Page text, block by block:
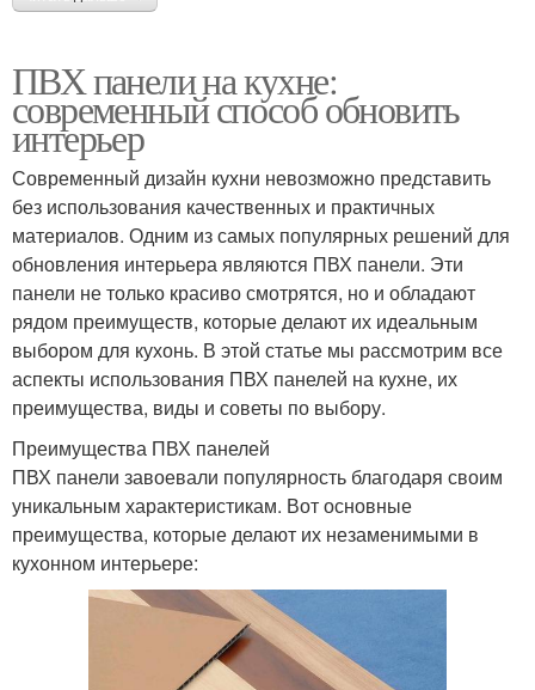
ПВХ панели на кухне:
современный способ обновить
интерьер
Современный дизайн кухни невозможно представить
без использования качественных и практичных
материалов. Одним из самых популярных решений для
обновления интерьера являются ПВХ панели. Эти
панели не только красиво смотрятся, но и обладают
рядом преимуществ, которые делают их идеальным
выбором для кухонь. В этой статье мы рассмотрим все
аспекты использования ПВХ панелей на кухне, их
преимущества, виды и советы по выбору.
Преимущества ПВХ панелей
ПВХ панели завоевали популярность благодаря своим
уникальным характеристикам. Вот основные
преимущества, которые делают их незаменимыми в
кухонном интерьере: